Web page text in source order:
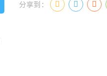
分享到：